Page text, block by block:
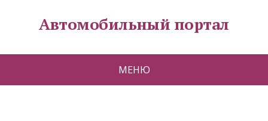
Автомобильный портал
МЕНЮ